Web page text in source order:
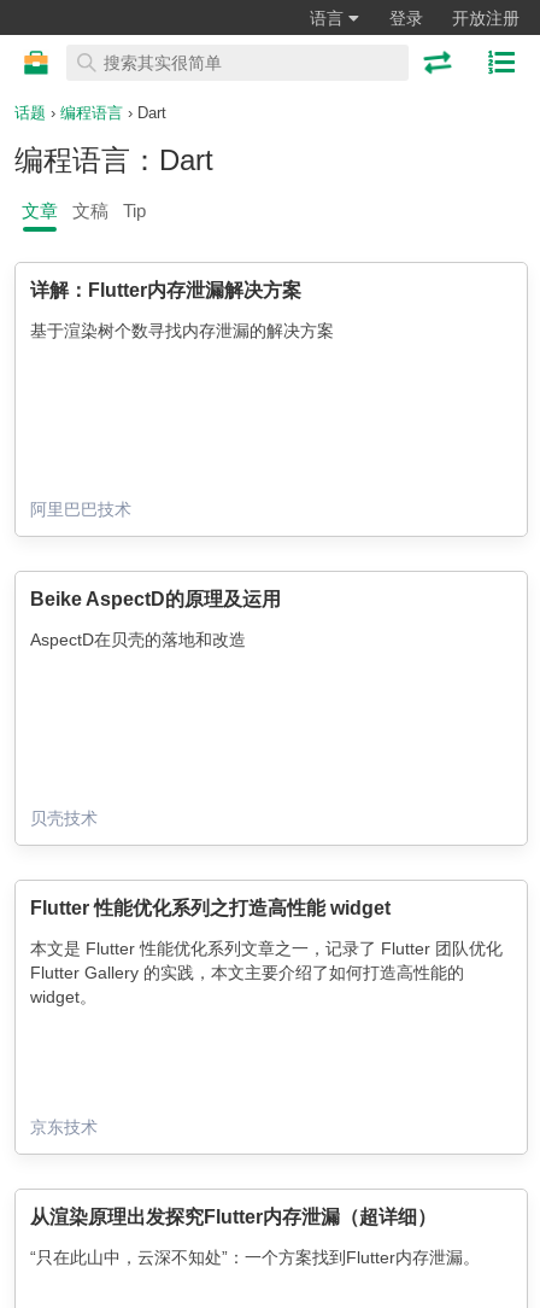
语言 登录 开放注册
话题 › 编程语言 › Dart
编程语言：Dart
文章 文稿 Tip
详解：Flutter内存泄漏解决方案
基于渲染树个数寻找内存泄漏的解决方案
阿里巴巴技术
Beike AspectD的原理及运用
AspectD在贝壳的落地和改造
贝壳技术
Flutter 性能优化系列之打造高性能 widget
本文是 Flutter 性能优化系列文章之一，记录了 Flutter 团队优化
Flutter Gallery 的实践，本文主要介绍了如何打造高性能的
widget。
京东技术
从渲染原理出发探究Flutter内存泄漏（超详细）
“只在此山中，云深不知处”：一个方案找到Flutter内存泄漏。